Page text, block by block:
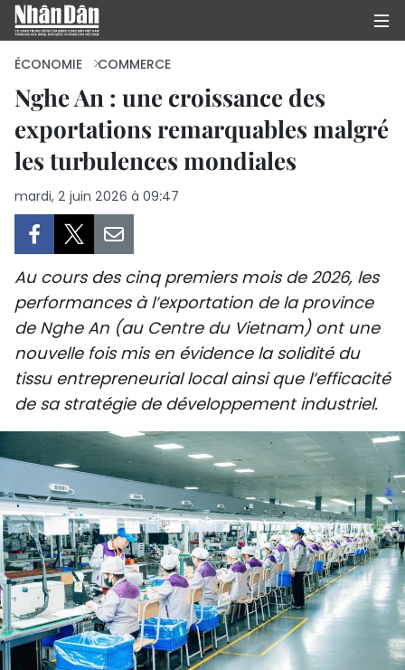
PAGE D'ACCUEIL
POLITIQUE
CULTURE
TOURISME
ENVIRONNEMENT
SPORT
FRANCOPHONIE
PAYS NATAL
INTERNATIONAL
MÉGASTORIE
INFOGRAPHIE
ÉCONOMIE COMMERCE
Nghe An : une croissance des
exportations remarquables malgré
les turbulences mondiales
mardi, 2 juin 2026 à 09:47
Au cours des cinq premiers mois de 2026, les
performances à l’exportation de la province
de Nghe An (au Centre du Vietnam) ont une
nouvelle fois mis en évidence la solidité du
tissu entrepreneurial local ainsi que l’efficacité
de sa stratégie de développement industriel.